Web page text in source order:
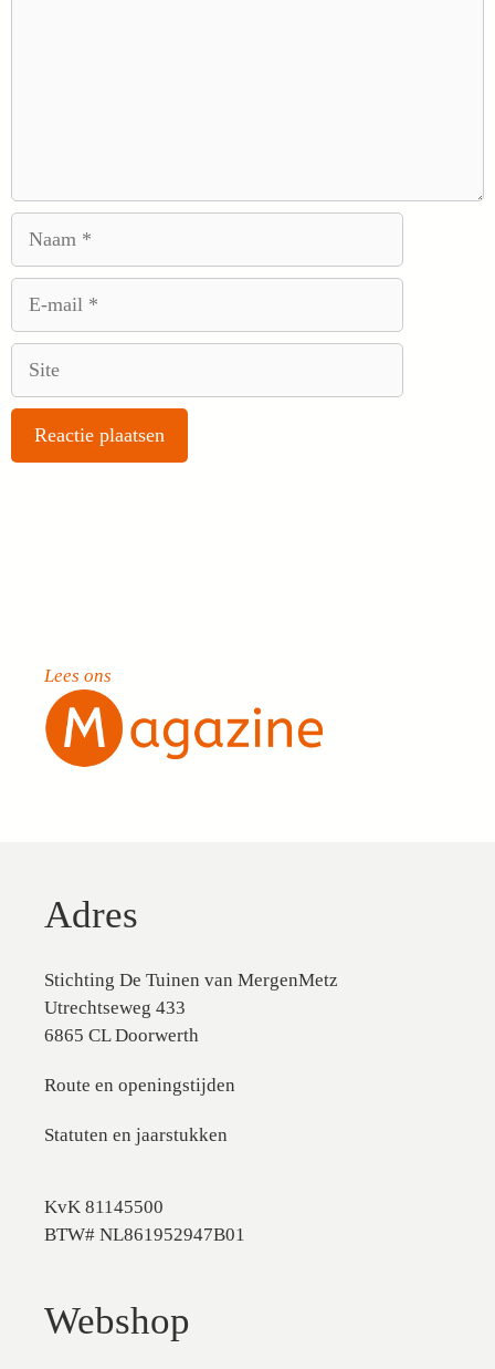
Lees ons
Adres
Stichting De Tuinen van MergenMetz
Utrechtseweg 433
6865 CL Doorwerth
Route en openingstijden
Statuten en jaarstukken
KvK 81145500
BTW# NL861952947B01
Webshop